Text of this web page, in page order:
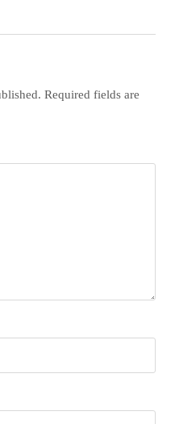
Required fields are